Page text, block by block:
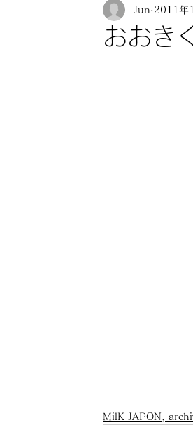
本 books ブッククラ
おおき
Jun 2011年
MilK JAPON,